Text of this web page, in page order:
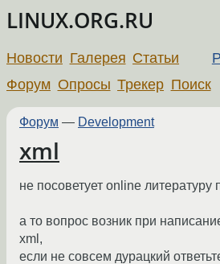
LINUX.ORG.RU
Новости Галерея Статьи
Форум Опросы Трекер Поиск
Форум — Development
xml
не посоветует online литературу
а то вопрос возник при
xml,
если не совсем дурацкий